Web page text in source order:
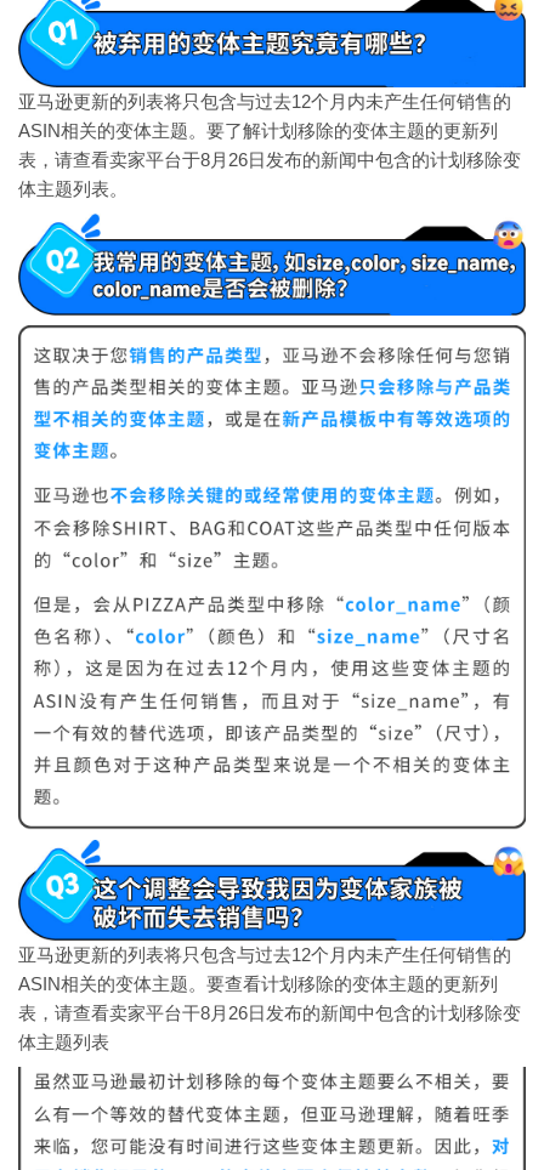
亚马逊更新的列表将只包含与过去12个月内未产生任何销售的
ASIN相关的变体主题。要了解计划移除的变体主题的更新列
表，请查看卖家平台于8月26日发布的新闻中包含的计划移除变
体主题列表。
亚马逊更新的列表将只包含与过去12个月内未产生任何销售的
ASIN相关的变体主题。要查看计划移除的变体主题的更新列
表，请查看卖家平台干8月26日发布的新闻中包含的计划移除变
体主题列表